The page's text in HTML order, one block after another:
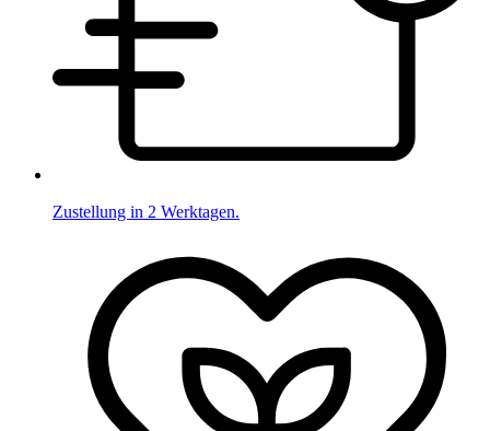
Zustellung in 2 Werktagen.